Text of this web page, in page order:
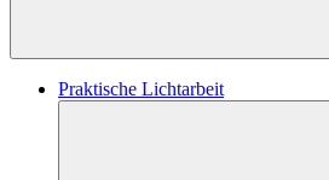
Praktische Lichtarbeit